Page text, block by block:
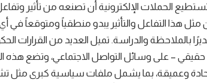
الحملات الإلكترونية أن تصنعه من تأثير
مثل هذا التفاعل والتأثير يبدو منطقياً ومتوقعاً في
بالملاحظة والدراسة. تميل العديد من القرارات
حقيقي – على وسائل التواصل الاجتماعي، وتضع هذه
حادة وعميقة، بما يشمل ملفات سياسية كبرى مثل